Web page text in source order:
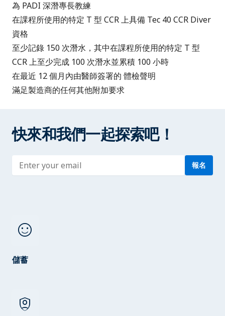
為 PADI 深潛專長教練
在課程所使用的特定 T 型 CCR 上具備 Tec 40 CCR Diver
資格
至少記錄 150 次潛水，其中在課程所使用的特定 T 型
CCR 上至少完成 100 次潛水並累積 100 小時
在最近 12 個月內由醫師簽署的 體檢聲明
滿足製造商的任何其他附加要求
快來和我們一起探索吧！
Enter address 報名
sentiment_satisfied
儲蓄
shield_person